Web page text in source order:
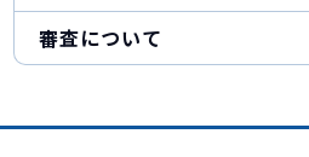
審査について